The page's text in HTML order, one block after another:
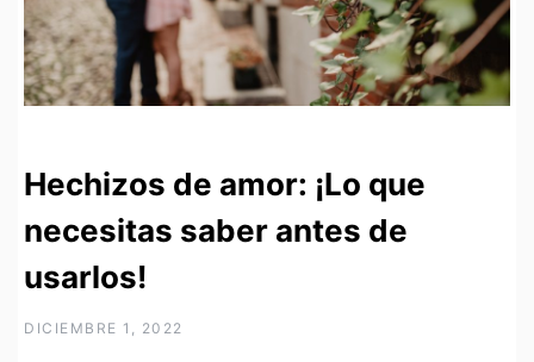
Hechizos de amor: ¡Lo que
necesitas saber antes de
usarlos!
DICIEMBRE 1, 2022